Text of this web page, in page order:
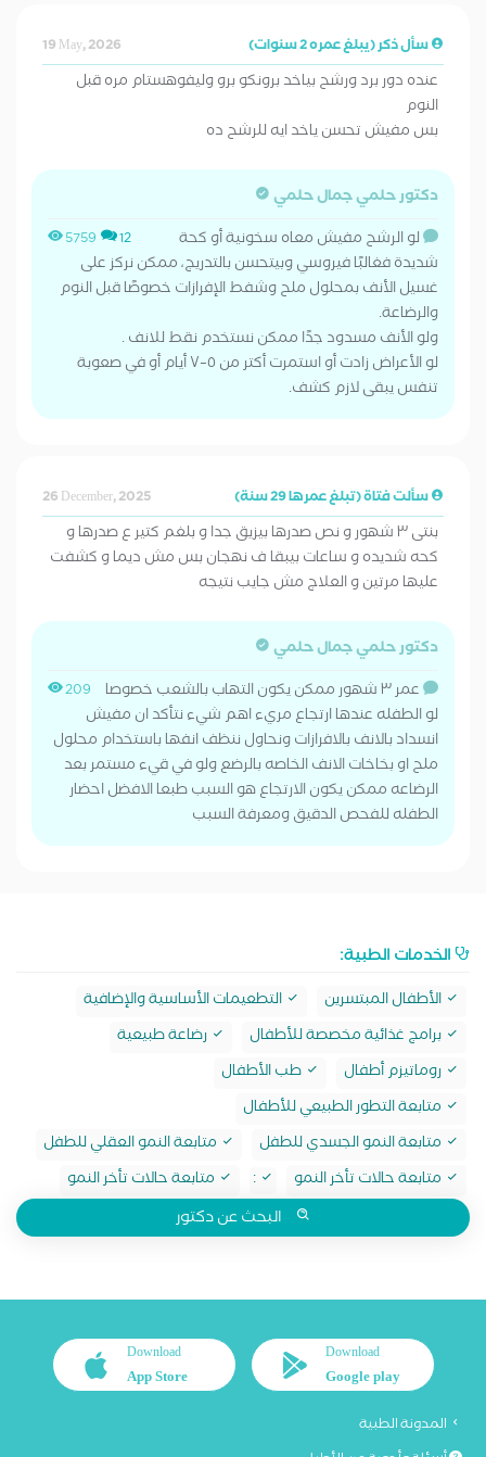
سأل ذكر (يبلغ عمره 2 سنوات) 19 May, 2026
عنده دور برد ورشح بياخد برونكو برو وليفوهستام مره قبل
النوم
بس مفيش تحسن ياخد ايه للرشح ده
دكتور حلمي جمال حلمي
5759 12
لو الرشح مفيش معاه سخونية أو كحة
شديدة فغالبًا فيروسي وبيتحسن بالتدريج، ممكن نركز على
غسيل الأنف بمحلول ملح وشفط الإفرازات خصوصًا قبل النوم
والرضاعة.
ولو الأنف مسدود جدًا ممكن نستخدم نقط للانف .
لو الأعراض زادت أو استمرت أكتر من ٥–٧ أيام أو في صعوبة
تنفس يبقى لازم كشف.
سألت فتاة (تبلغ عمرها 29 سنة) 26 December, 2025
بنتى ٣ شهور و نص صدرها بيزيق جدا و بلغم كتير ع صدرها و
كحه شديده و ساعات بيبقا ف نهجان بس مش ديما و كشفت
عليها مرتين و العلاج مش جايب نتيجه
دكتور حلمي جمال حلمي
209
عمر ٣ شهور ممكن يكون التهاب بالشعب خصوصا
لو الطفله عندها ارتجاع مريء اهم شيء نتأكد ان مفيش
انسداد بالانف بالافرازات ونحاول ننظف انفها باستخدام محلول
ملح او بخاخات الانف الخاصه بالرضع ولو في قيء مستمر بعد
الرضاعه ممكن يكون الارتجاع هو السبب طبعا الافضل احضار
الطفله للفحص الدقيق ومعرفة السبب
الخدمات الطبية:
الأطفال المبتسرين
التطعيمات الأساسية والإضافية
برامج غذائية مخصصة للأطفال
رضاعة طبيعية
روماتيزم أطفال
طب الأطفال
متابعة التطور الطبيعي للأطفال
متابعة النمو الجسدي للطفل
متابعة النمو العقلي للطفل
متابعة حالات تأخر النمو
: متابعة حالات تأخر النمو
البحث عن دكتور
Download
Google play
Download
App Store
المدونة الطبية